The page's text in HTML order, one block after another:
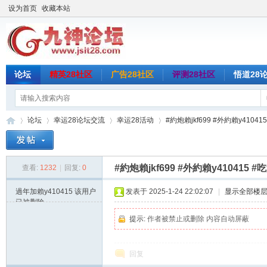
设为首页 收藏本站
论坛 精英28社区 广告28社区 评测28社区 悟道28
论坛
›
幸运28论坛交流 幸运28活动
›
#約炮賴jkf699 #外約賴
查看: 1232 回复: 0 #約炮賴jkf699 #外約賴y410415 #
過年加賴y410415 该用户
已被删除
发表于 2025-1-24 22:02:07 显示全部楼层
提示: 作者被禁止或删除 内容自动屏蔽
回复